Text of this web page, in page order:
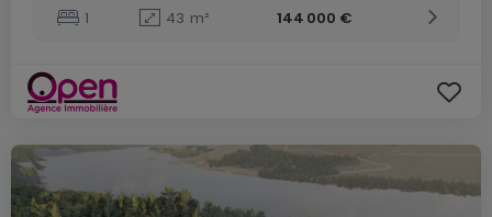
1
43 m² 144 000 €